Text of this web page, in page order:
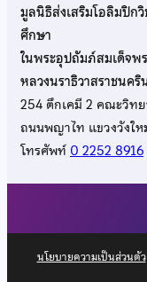
มูลนิธิส่งเสริมโอลิมปิก
ศึกษา
ในพระอุปถัมภ์สมเด็จพ
หลวงนราธิวาสราชนคริ
254 ตึกเคมี 2 คณะวิท
ถนนพญาไท แขวงวังใ
โทรศัพท์0 2252 8916
นโยบายความเป็นส่วนตัว